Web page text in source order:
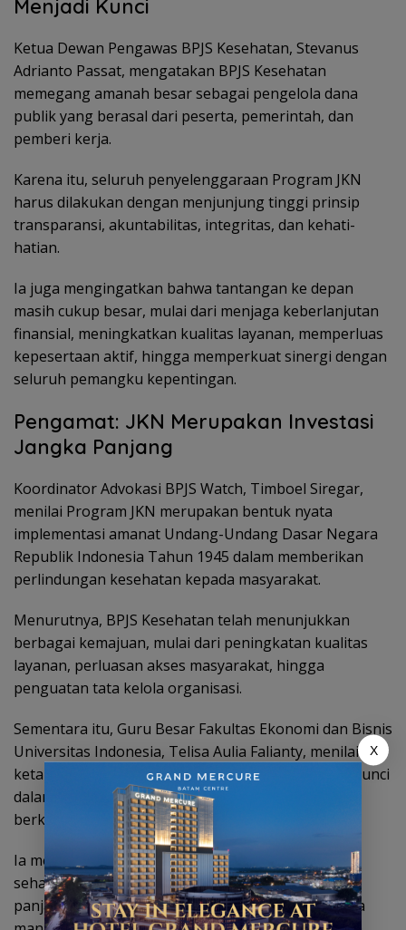
Menjadi Kunci
Ketua Dewan Pengawas BPJS Kesehatan, Stevanus
Adrianto Passat, mengatakan BPJS Kesehatan
memegang amanah besar sebagai pengelola dana
publik yang berasal dari peserta, pemerintah, dan
pemberi kerja.
Karena itu, seluruh penyelenggaraan Program JKN
harus dilakukan dengan menjunjung tinggi prinsip
transparansi, akuntabilitas, integritas, dan kehati-
hatian.
Ia juga mengingatkan bahwa tantangan ke depan
masih cukup besar, mulai dari menjaga keberlanjutan
finansial, meningkatkan kualitas layanan, memperluas
kepesertaan aktif, hingga memperkuat sinergi dengan
seluruh pemangku kepentingan.
Pengamat: JKN Merupakan Investasi
Jangka Panjang
Koordinator Advokasi BPJS Watch, Timboel Siregar,
menilai Program JKN merupakan bentuk nyata
implementasi amanat Undang-Undang Dasar Negara
Republik Indonesia Tahun 1945 dalam memberikan
perlindungan kesehatan kepada masyarakat.
Menurutnya, BPJS Kesehatan telah menunjukkan
berbagai kemajuan, mulai dari peningkatan kualitas
layanan, perluasan akses masyarakat, hingga
penguatan tata kelola organisasi.
Sementara itu, Guru Besar Fakultas Ekonomi dan Bisnis
Universitas Indonesia, Telisa Aulia Falianty, menilai
ketahanan pembiayaan Program JKN merupakan kunci
dalam membangun sistem kesehatan yang
berkelanjutan, efisien, dan inklusif.
Ia menegaskan bahwa pembiayaan kesehatan
seharusnya dipandang sebagai investasi jangka
panjang untuk meningkatkan kualitas sumber daya
X